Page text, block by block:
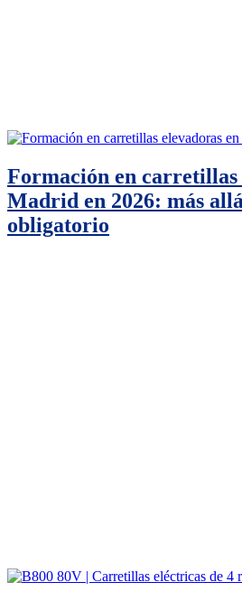
Formación en carretillas
Madrid en 2026: más
obligatorio